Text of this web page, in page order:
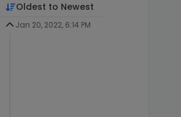
Oldest to Newest
Jan 20, 2022, 6:14 PM